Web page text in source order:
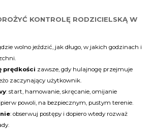
KONTROLĘ RODZICIELSKĄ W
wolno jeździć, jak długo, w jakich godzinach i
prędkości zawsze, gdy hulajnogę przejmuje
zaczynający użytkownik.
: start, hamowanie, skręcanie, omijanie
powoli, na bezpiecznym, pustym terenie.
: obserwuj postępy i dopiero wtedy rozważ